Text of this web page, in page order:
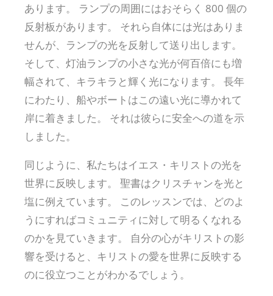
あります。 ランプの周囲にはおそらく 800 個の
反射板があります。 それら自体には光はありま
せんが、ランプの光を反射して送り出します。
そして、灯油ランプの小さな光が何百倍にも増
幅されて、キラキラと輝く光になります。 長年
にわたり、船やボートはこの遠い光に導かれて
岸に着きました。 それは彼らに安全への道を示
しました。
同じように、私たちはイエス・キリストの光を
世界に反映します。 聖書はクリスチャンを光と
塩に例えています。 このレッスンでは、どのよ
うにすればコミュニティに対して明るくなれる
のかを見ていきます。 自分の心がキリストの影
響を受けると、キリストの愛を世界に反映する
のに役立つことがわかるでしょう。